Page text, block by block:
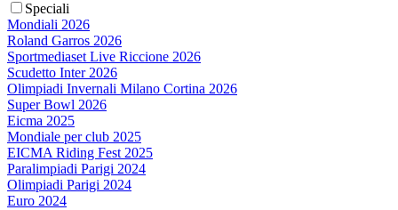
Speciali
Mondiali 2026
Roland Garros 2026
Sportmediaset Live Riccione 2026
Scudetto Inter 2026
Olimpiadi Invernali Milano Cortina 2026
Super Bowl 2026
Eicma 2025
Mondiale per club 2025
EICMA Riding Fest 2025
Paralimpiadi Parigi 2024
Olimpiadi Parigi 2024
Euro 2024